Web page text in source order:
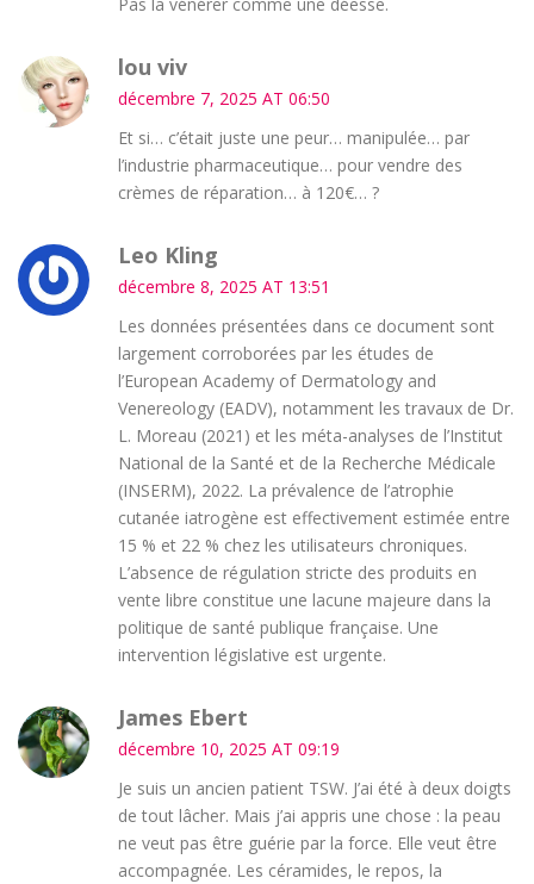
lou viv
décembre 7, 2025 AT 06:50
Et si… c’était juste une peur… manipulée… par
l’industrie pharmaceutique… pour vendre des
crèmes de réparation… à 120€… ?
Leo Kling
décembre 8, 2025 AT 13:51
Les données présentées dans ce document sont
largement corroborées par les études de
l’European Academy of Dermatology and
Venereology (EADV), notamment les travaux de Dr.
L. Moreau (2021) et les méta-analyses de l’Institut
National de la Santé et de la Recherche Médicale
(INSERM), 2022. La prévalence de l’atrophie
cutanée iatrogène est effectivement estimée entre
15 % et 22 % chez les utilisateurs chroniques.
L’absence de régulation stricte des produits en
vente libre constitue une lacune majeure dans la
politique de santé publique française. Une
intervention législative est urgente.
James Ebert
décembre 10, 2025 AT 09:19
Je suis un ancien patient TSW. J’ai été à deux doigts
de tout lâcher. Mais j’ai appris une chose : la peau
ne veut pas être guérie par la force. Elle veut être
accompagnée. Les céramides, le repos, la